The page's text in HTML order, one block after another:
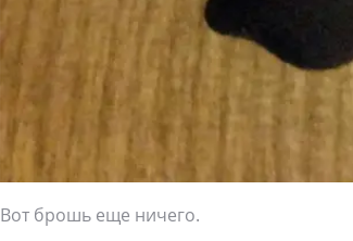
Вот брошь еще ничего.